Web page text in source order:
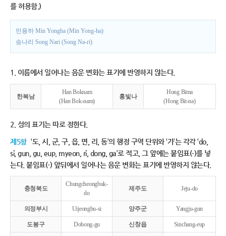
를 허용함.)
민용하 Min Yongha (Min Yong-ha)
송나리 Song Nari (Song Na-ri)
1. 이름에서 일어나는 음운 변화는 표기에 반영하지 않는다.
한복남
Han Boknam
(Han Bok-nam)
홍빛나
Hong Bitna
(Hong Bit-na)
2. 성의 표기는 따로 정한다.
제5항 ‘도, 시, 군, 구, 읍, 면, 리, 동’의 행정 구역 단위와 ‘가’는 각각 ‘do,
si, gun, gu, eup, myeon, ri, dong, ga’로 적고, 그 앞에는 붙임표(-)를 넣
는다. 붙임표(-) 앞뒤에서 일어나는 음운 변화는 표기에 반영하지 않는다.
충청북도
Chungcheongbuk-
do
제주도 Jeju-do
의정부시 Uijeongbu-si 양주군 Yangju-gun
도봉구 Dobong-gu 신창읍 Sinchang-eup